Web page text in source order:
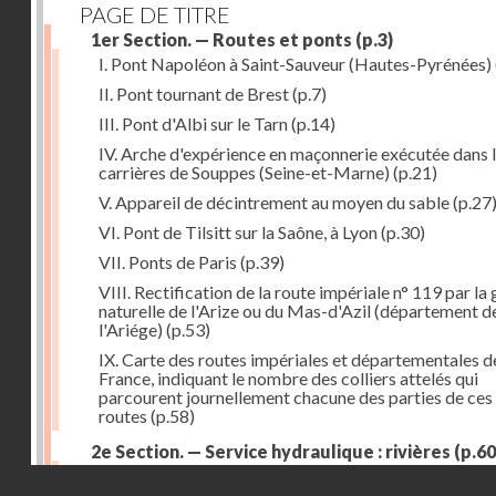
PAGE DE TITRE
1er Section. — Routes et ponts (p.3)
I. Pont Napoléon à Saint-Sauveur (Hautes-Pyrénées)
II. Pont tournant de Brest(p.7)
III. Pont d'Albi sur le Tarn(p.14)
IV. Arche d'expérience en maçonnerie exécutée dans
carrières de Souppes (Seine-et-Marne) (p.21)
V. Appareil de décintrement au moyen du sable(p.27)
VI. Pont de Tilsitt sur la Saône, à Lyon(p.30)
VII. Ponts de Paris (p.39)
VIII. Rectification de la route impériale n° 119 par la
naturelle de l'Arize ou du Mas-d'Azil (département
l'Ariége) (p.53)
IX. Carte des routes impériales et départementales
France, indiquant le nombre des colliers attelés qui
parcourent journellement chacune des parties de ces
routes (p.58)
2e Section. — Service hydraulique : rivières